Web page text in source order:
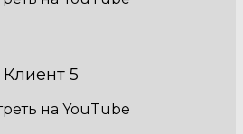
Клиент 5